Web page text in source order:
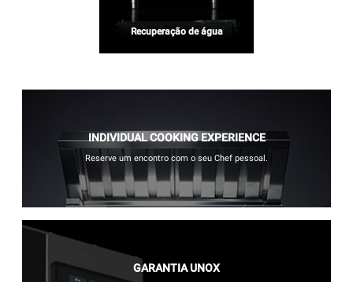
Recuperação de água
INDIVIDUAL COOKING EXPERIENCE
Reserve um encontro com o seu Chef pessoal.
GARANTIA UNOX